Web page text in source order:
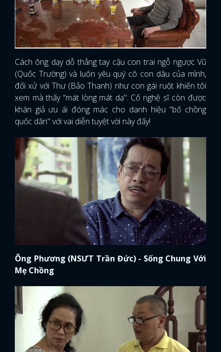
Cách ông dạy dỗ thẳng tay cậu con trai ngỗ ngược Vũ
(Quốc Trường) và luôn yêu quý cô con dâu của mình,
đối xử với Thư (Bảo Thanh) như con gái ruột khiến tôi
xem mà thấy “mát lòng mát dạ". Cố nghệ sĩ còn được
khán giả ưu ái đóng mác cho danh hiệu "bố chồng
quốc dân" với vai diễn tuyệt vời này đấy!
Ông Phương (NSƯT Trần Đức) - Sống Chung Với
Mẹ Chồng